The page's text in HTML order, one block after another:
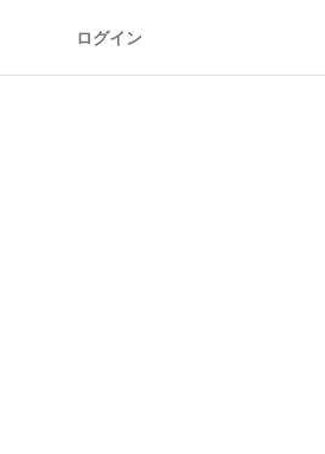
ログイン